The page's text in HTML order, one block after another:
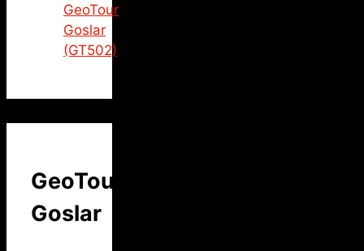
GeoTour
Goslar
(GT502)
GeoTour
Goslar